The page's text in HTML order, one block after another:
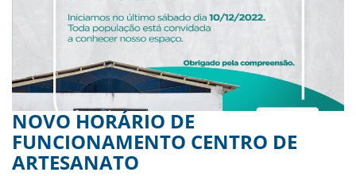
NOVO HORÁRIO DE
FUNCIONAMENTO CENTRO DE
ARTESANATO